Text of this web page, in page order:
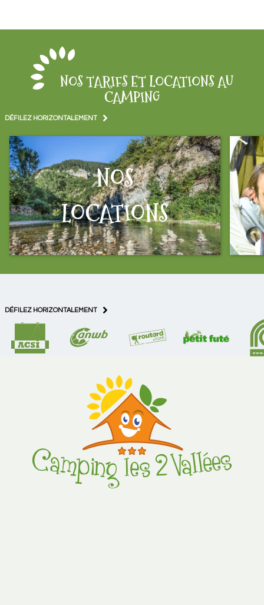
NOS TARIFS ET LOCATIONS AU
CAMPING
DÉFILEZ HORIZONTALEMENT
NOS
LOCATIONS
DÉFILEZ HORIZONTALEMENT